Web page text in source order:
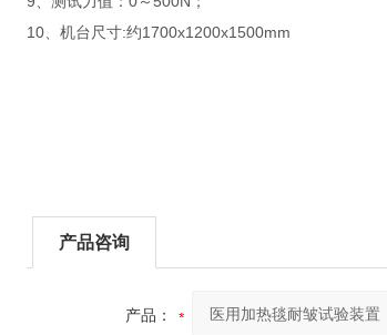
10、机台尺寸:约1700x1200x1500mm
产品咨询
产品：